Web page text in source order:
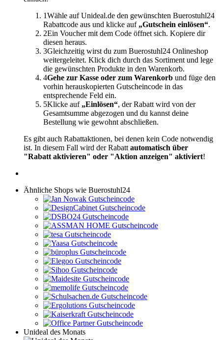
1Wähle auf Unideal.de den gewünschten Buerostuhl24
Rabattcode aus und klicke auf „Gutschein einlösen“.
2Ein Voucher mit dem Code öffnet sich. Kopiere dir
diesen heraus.
3Gleichzeitig wirst du zum Buerostuhl24 Onlineshop
weitergeleitet. Klick dich durch das Sortiment und lege
die gewünschten Produkte in den Warenkorb.
4Gehe zur Kasse oder zum Warenkorb und füge den
vorhin herauskopierten Gutscheincode in das
entsprechende Feld ein.
5Klicke auf „Einlösen“, der Rabatt wird von der
Gesamtsumme abgezogen und du kannst deine
Bestellung wie gewohnt abschließen.
Es gibt auch Rabattaktionen, bei denen kein Code notwendig
ist. In diesem Fall wird der Rabatt automatisch über
"Rabatt aktivieren" oder "Aktion anzeigen" aktiviert!
Ähnliche Shops wie Buerostuhl24
Unideal des Monats